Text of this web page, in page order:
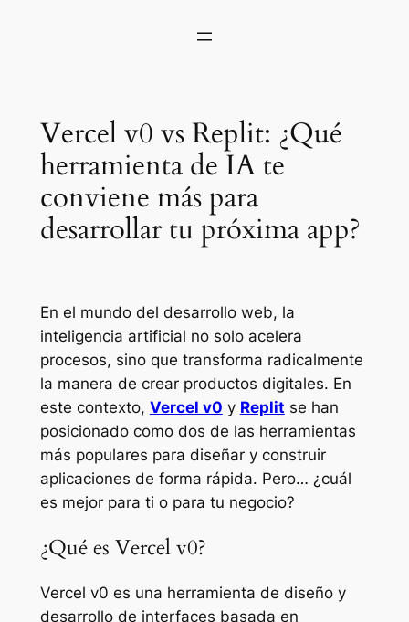
Vercel v0 vs Replit: ¿Qué
herramienta de IA te
conviene más para
desarrollar tu próxima app?
En el mundo del desarrollo web, la
inteligencia artificial no solo acelera
procesos, sino que transforma radicalmente
la manera de crear productos digitales. En
este contexto, Vercel v0 y Replit se han
posicionado como dos de las herramientas
más populares para diseñar y construir
aplicaciones de forma rápida. Pero… ¿cuál
es mejor para ti o para tu negocio?
¿Qué es Vercel v0?
Vercel v0 es una herramienta de diseño y
desarrollo de interfaces basada en